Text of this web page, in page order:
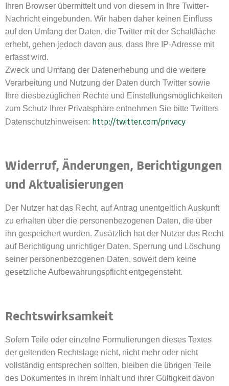
Ihren Browser übermittelt und von diesem in Ihre Twitter-
Nachricht eingebunden. Wir haben daher keinen Einfluss
auf den Umfang der Daten, die Twitter mit der Schaltfläche
erhebt, gehen jedoch davon aus, dass Ihre IP-Adresse mit
erfasst wird.
Zweck und Umfang der Datenerhebung und die weitere
Verarbeitung und Nutzung der Daten durch Twitter sowie
Ihre diesbezüglichen Rechte und Einstellungsmöglichkeiten
zum Schutz Ihrer Privatsphäre entnehmen Sie bitte Twitters
Datenschutzhinweisen: http://twitter.com/privacy
Widerruf, Änderungen, Berichtigungen
und Aktualisierungen
Der Nutzer hat das Recht, auf Antrag unentgeltlich Auskunft
zu erhalten über die personenbezogenen Daten, die über
ihn gespeichert wurden. Zusätzlich hat der Nutzer das Recht
auf Berichtigung unrichtiger Daten, Sperrung und Löschung
seiner personenbezogenen Daten, soweit dem keine
gesetzliche Aufbewahrungspflicht entgegensteht.
Rechtswirksamkeit
Sofern Teile oder einzelne Formulierungen dieses Textes
der geltenden Rechtslage nicht, nicht mehr oder nicht
vollständig entsprechen sollten, bleiben die übrigen Teile
des Dokumentes in ihrem Inhalt und ihrer Gültigkeit davon